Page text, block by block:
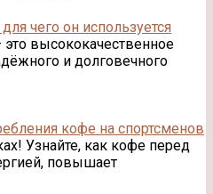
чего он используется
высококачественное
и долговечного
кофе на спортсменов
Узнайте, как кофе перед
повышает